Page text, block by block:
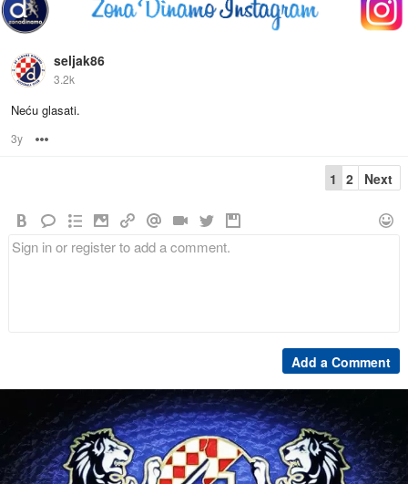
seljak86
3.2k
Neću glasati.
3y
1 2 Next
Add a Comment